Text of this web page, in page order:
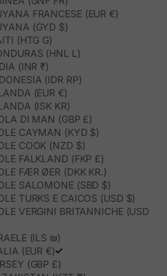
FRANCESE (EUR €)
(GYD $)
(HTG G)
(HNL L)
(INR ₹)
(IDR RP)
(EUR €)
(ISK KR)
DI MAN (GBP £)
CAYMAN (KYD $)
COOK (NZD $)
FALKLAND (FKP £)
FÆR ØER (DKK KR.)
SALOMONE (SBD $)
TURKS E CAICOS (USD $)
VERGINI BRITANNICHE (USD
(ILS ₪)
(EUR €)
(GBP £)